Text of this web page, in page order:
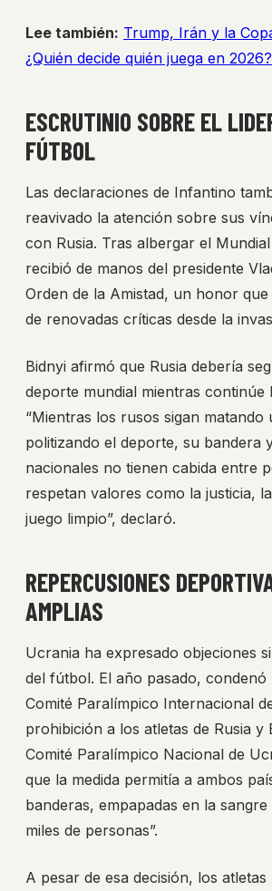
Lee también: Trump, Irán y la
¿Quién decide quién juega en 2026?
ESCRUTINIO SOBRE EL
FÚTBOL
Las declaraciones de Infantino
reavivado la atención sobre sus
con Rusia. Tras albergar el
recibió de manos del presidente
Orden de la Amistad, un honor
de renovadas críticas desde la
Bidnyi afirmó que Rusia debería
deporte mundial mientras continúe
“Mientras los rusos sigan matando
politizando el deporte, su bandera
nacionales no tienen cabida entre
respetan valores como la justicia,
juego limpio”, declaró.
REPERCUSIONES
AMPLIAS
Ucrania ha expresado objeciones
del fútbol. El año pasado, condenó
Comité Paralímpico Internacional
prohibición a los atletas de Rusia y
Comité Paralímpico Nacional de
que la medida permitía a ambos
banderas, empapadas en la sangre
miles de personas”.
A pesar de esa decisión, los